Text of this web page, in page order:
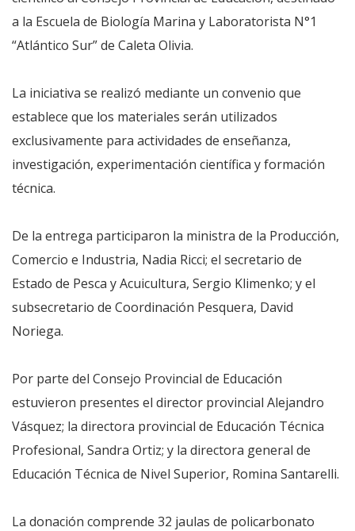
a la Escuela de Biología Marina y Laboratorista N°1
“Atlántico Sur” de Caleta Olivia.
La iniciativa se realizó mediante un convenio que
establece que los materiales serán utilizados
exclusivamente para actividades de enseñanza,
investigación, experimentación científica y formación
técnica.
De la entrega participaron la ministra de la Producción,
Comercio e Industria, Nadia Ricci; el secretario de
Estado de Pesca y Acuicultura, Sergio Klimenko; y el
subsecretario de Coordinación Pesquera, David
Noriega.
Por parte del Consejo Provincial de Educación
estuvieron presentes el director provincial Alejandro
Vásquez; la directora provincial de Educación Técnica
Profesional, Sandra Ortiz; y la directora general de
Educación Técnica de Nivel Superior, Romina Santarelli.
La donación comprende 32 jaulas de policarbonato